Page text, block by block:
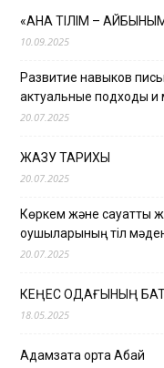
«АНА ТІЛІМ – АЙБЫНЫМ»
10.09.2025
Развитие навыков
актуальные подходы и
20.07.2025
ЖАЗУ ТАРИХЫ
20.07.2025
Көркем және сауатты
оқушыларының тіл
20.07.2025
КЕҢЕС ОДАҒЫНЫҢ
18.05.2025
Адамзатқа ортақ Абай